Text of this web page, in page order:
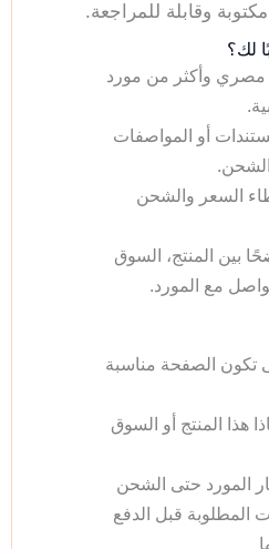
وقابلة للمراجعة.
لك؟
مصري وأكثر من مورد
أو المواصفات
الشحن.
السعر والشحن
بين المنتج، السوق
مع المورد.
تكون الصفحة مناسبة
هذا المنتج أو السوق
المورد حتى الشحن
المطلوبة قبل الدفع